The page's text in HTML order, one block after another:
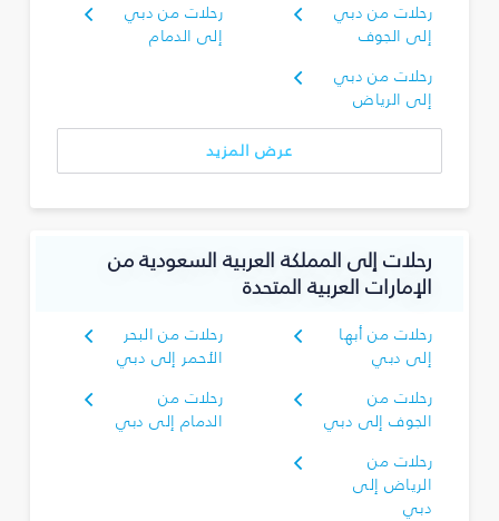
رحلات من دبي
إلى الجوف
رحلات من دبي
إلى الدمام
رحلات من دبي
إلى الرياض
عرض المزيد
رحلات إلى المملكة العربية السعودية من
الإمارات العربية المتحدة
رحلات من أبها
إلى دبي
رحلات من البحر
الأحمر إلى دبي
رحلات من
الجوف إلى دبي
رحلات من
الدمام إلى دبي
رحلات من
الرياض إلى
دبي